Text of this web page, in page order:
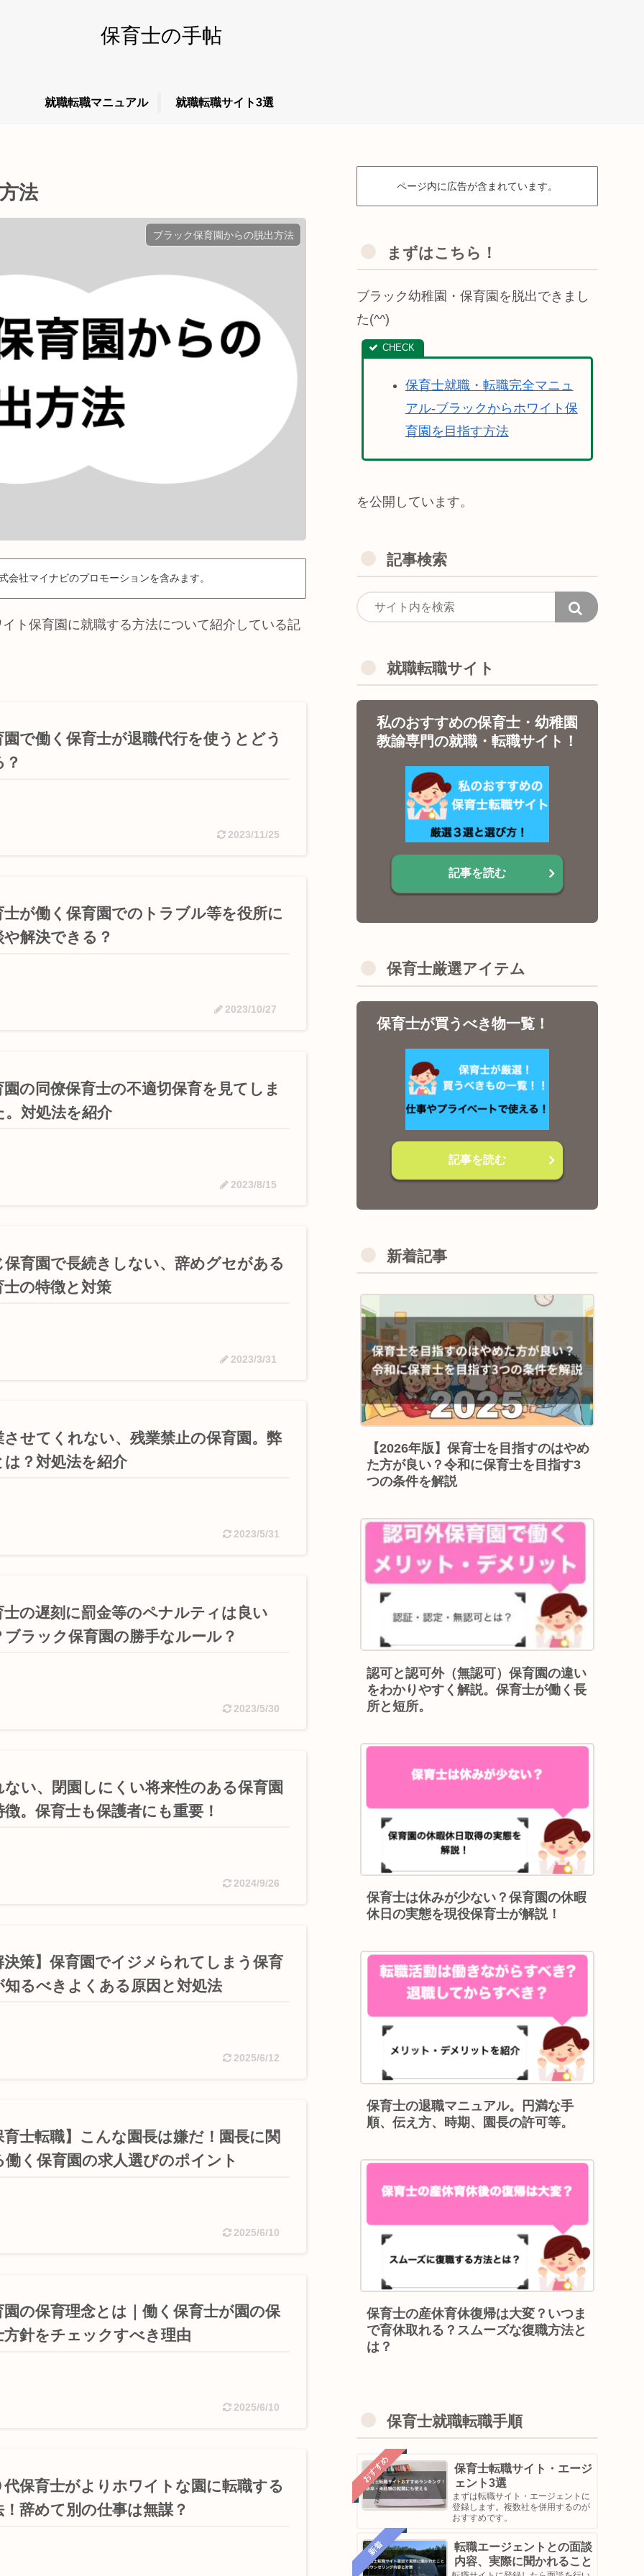
保育士の手帖
就職転職マニュアル 就職転職サイト3選
法
ブラック保育園からの脱出方法
社マイナビのプロモーションを含みます。
ト保育園に就職する方法について紹介している記
園で働く保育士が退職代行を使うとどう
？
2023/11/25
士が働く保育園でのトラブル等を役所に
や解決できる？
2023/10/27
園の同僚保育士の不適切保育を見てしま
。対処法を紹介
2023/8/15
保育園で長続きしない、辞めグセがある
士の特徴と対策
2023/3/31
させてくれない、残業禁止の保育園。弊
は？対処法を紹介
2023/5/31
士の遅刻に罰金等のペナルティは良い
ブラック保育園の勝手なルール？
2023/5/30
ない、閉園しにくい将来性のある保育園
徴。保育士も保護者にも重要！
2024/9/26
決策】保育園でイジメられてしまう保育
知るべきよくある原因と対処法
2025/6/12
育士転職】こんな園長は嫌だ！園長に関
働く保育園の求人選びのポイント
2025/6/10
園の保育理念とは｜働く保育士が園の保
方針をチェックすべき理由
2025/6/10
代保育士がよりホワイトな園に転職する
！辞めて別の仕事は無謀？
ページ内に広告が含まれています。
まずはこちら！
ブラック幼稚園・保育園を脱出できまし
た(^^)
保育士就職・転職完全マニュ
アル-ブラックからホワイト保
育園を目指す方法
を公開しています。
記事検索
就職転職サイト
私のおすすめの保育士・幼稚園
教諭専門の就職・転職サイト！
記事を読む
保育士厳選アイテム
保育士が買うべき物一覧！
記事を読む
新着記事
【2026年版】保育士を目指すのはやめ
た方が良い？令和に保育士を目指す3
つの条件を解説
認可と認可外（無認可）保育園の違い
をわかりやすく解説。保育士が働く長
所と短所。
保育士は休みが少ない？保育園の休暇
休日の実態を現役保育士が解説！
保育士の退職マニュアル。円満な手
順、伝え方、時期、園長の許可等。
保育士の産休育休復帰は大変？いつま
で育休取れる？スムーズな復職方法と
は？
保育士就職転職手順
おすすめ
保育士転職サイト・エージ
ェント3選
まずは転職サイト・エージェントに
登録します。複数社を併用するのが
おすすめです。
新着
転職エージェントとの面談
内容、実際に聞かれること